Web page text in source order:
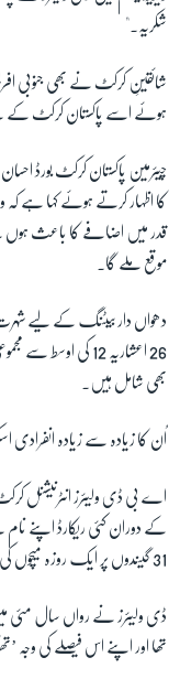
زبان
شکریہ۔"
شائقینِ کرکٹ نے بھی جنوبی
ہوئے اسے پاکستان کرکٹ کے
چیئرمین پاکستان کرکٹ بورڈ
کا اظہار کرتے ہوئے کہا ہے
قدر میں اضافے کا باعث ہوں
موقع ملے گا۔
بھی شامل ہیں۔
اُن کا زیادہ سے زیادہ انفرادی اسکور 79رنز ناٹ آؤٹ
اے بی ڈی ولیئرز انٹرنیشنل
31 گیندوں پر ایک روزہ میچوں کی تیز ترین سینچری شامل ہے۔
ڈی ولیئرز نے رواں سال مئی
تھا اور اپنے اس فیصلے کی وجہ